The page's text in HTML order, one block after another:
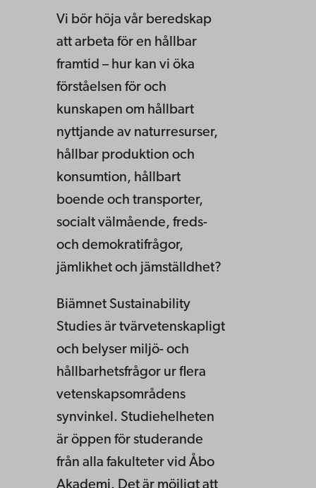
Vi bör höja vår beredskap
att arbeta för en hållbar
framtid – hur kan vi öka
förståelsen för och
kunskapen om hållbart
nyttjande av naturresurser,
hållbar produktion och
konsumtion, hållbart
boende och transporter,
socialt välmående, freds-
och demokratifrågor,
jämlikhet och jämställdhet?
Biämnet Sustainability
Studies är tvärvetenskapligt
och belyser miljö- och
hållbarhetsfrågor ur flera
vetenskapsområdens
synvinkel. Studiehelheten
är öppen för studerande
från alla fakulteter vid Åbo
Akademi. Det är möjligt att